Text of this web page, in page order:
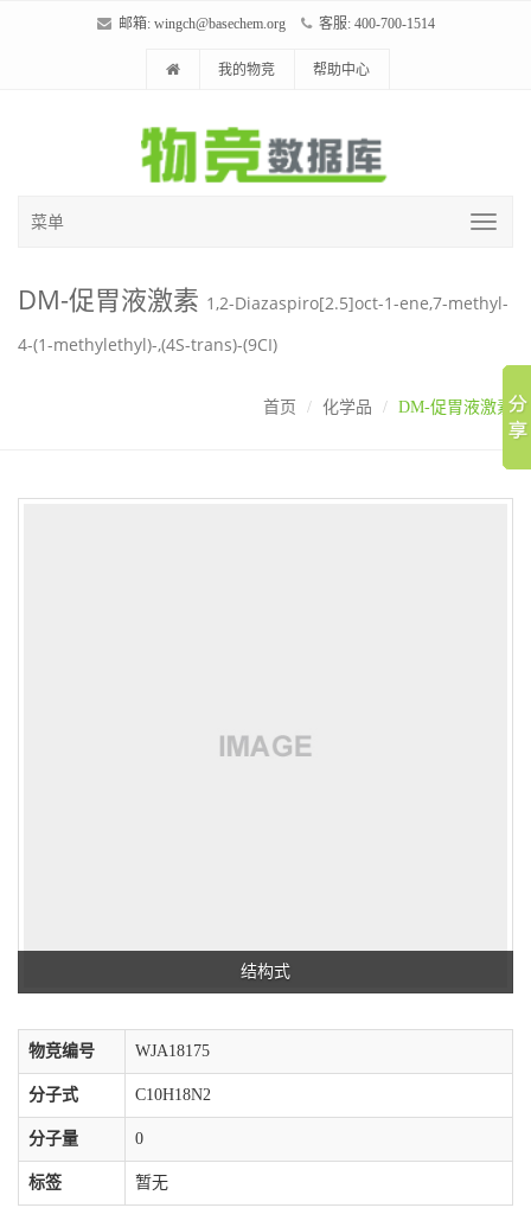
邮箱: wingch@basechem.org 客服: 400-700-1514
我的物竞 帮助中心
菜单
DM-促胃液激素 1,2-Diazaspiro[2.5]oct-1-ene,7-methyl-
4-(1-methylethyl)-,(4S-trans)-(9CI)
首页 化学品 DM-促胃液激素
结构式
物竞编号 WJA18175
分子式 C10H18N2
分子量 0
标签 暂无